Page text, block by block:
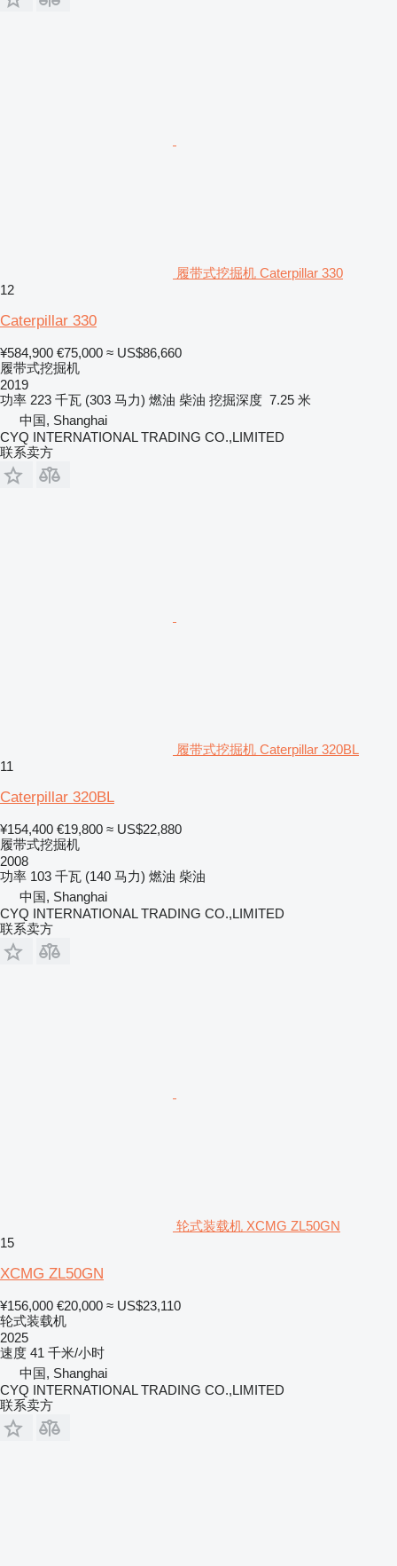
履带式挖掘机 Caterpillar 330
12
Caterpillar 330
¥584,900 €75,000 ≈ US$86,660
履带式挖掘机
2019
功率 223 千瓦 (303 马力) 燃油 柴油 挖掘深度 7.25 米
中国, Shanghai
CYQ INTERNATIONAL TRADING CO.,LIMITED
联系卖方
履带式挖掘机 Caterpillar 320BL
11
Caterpillar 320BL
¥154,400 €19,800 ≈ US$22,880
履带式挖掘机
2008
功率 103 千瓦 (140 马力) 燃油 柴油
中国, Shanghai
CYQ INTERNATIONAL TRADING CO.,LIMITED
联系卖方
轮式装载机 XCMG ZL50GN
15
XCMG ZL50GN
¥156,000 €20,000 ≈ US$23,110
轮式装载机
2025
速度 41 千米/小时
中国, Shanghai
CYQ INTERNATIONAL TRADING CO.,LIMITED
联系卖方